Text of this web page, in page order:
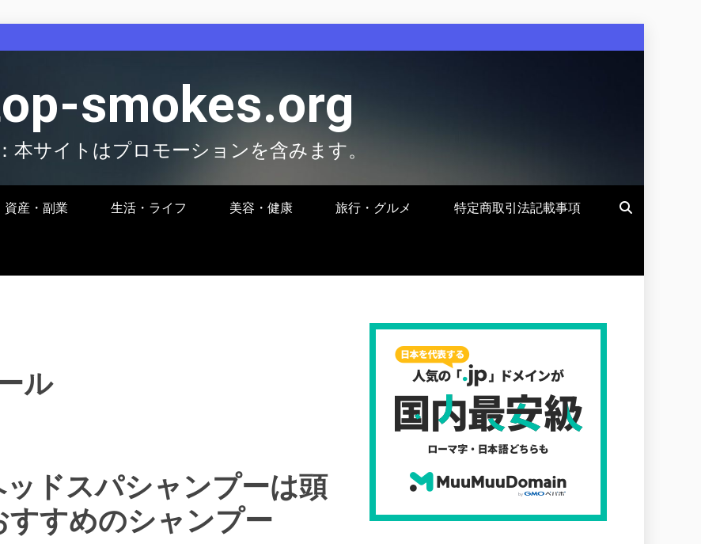
smokes.org
本サイトはプロモーションを含みます。
資産・副業 生活・ライフ 美容・健康 旅行・グルメ 特定商取引法記載事項
ル
ドスパシャンプーは頭
すめのシャンプー